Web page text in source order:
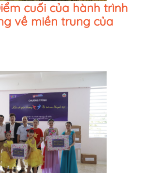
cuối của hành trình
về miền trung của